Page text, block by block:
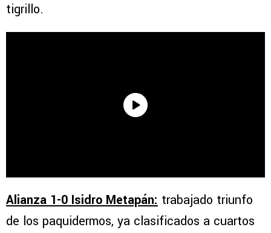
tigrillo.
Alianza 1-0 Isidro Metapán: trabajado triunfo
de los paquidermos, ya clasificados a cuartos